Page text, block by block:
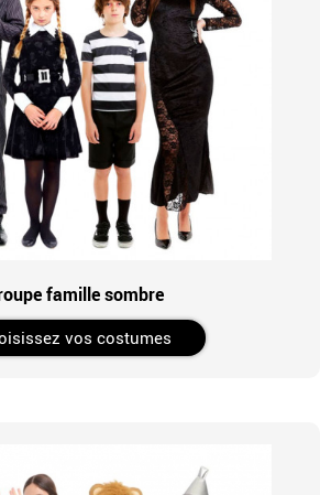
famille sombre
vos costumes